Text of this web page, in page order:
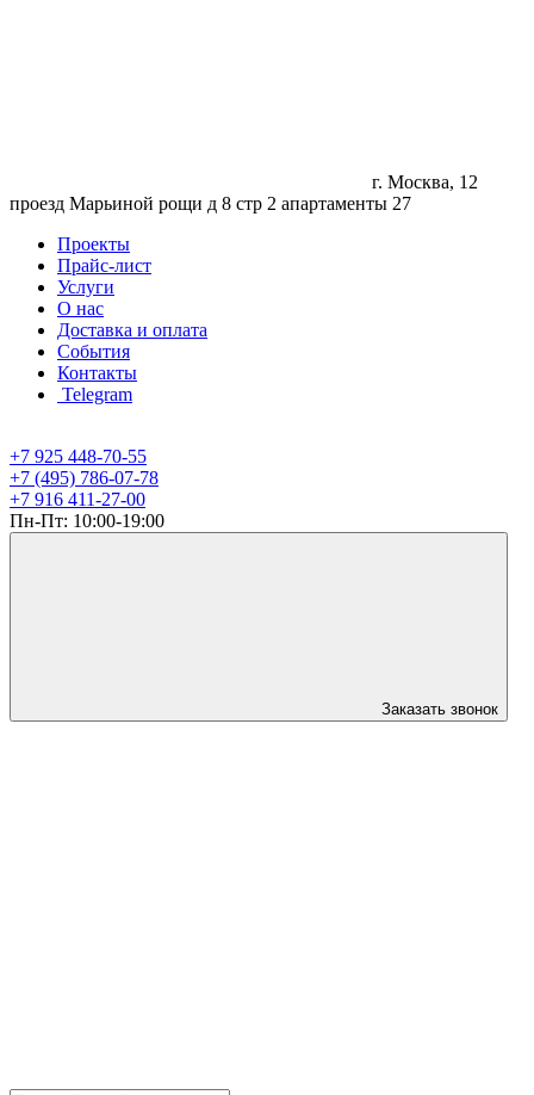
г. Москва, 12
проезд Марьиной рощи д 8 стр 2 апартаменты 27
Проекты
Прайс-лист
Услуги
О нас
Доставка и оплата
События
Контакты
Telegram
+7 925 448-70-55
+7 (495) 786-07-78
+7 916 411-27-00
Пн-Пт: 10:00-19:00
Заказать звонок